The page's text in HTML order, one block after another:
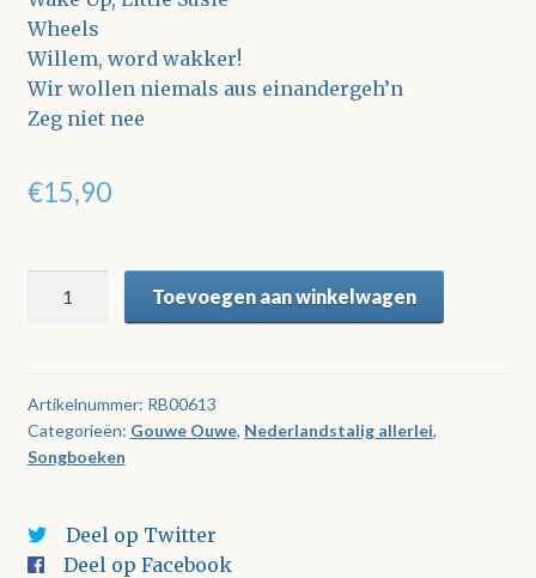
Wheels
Willem, word wakker!
Wir wollen niemals aus einandergeh’n
Zeg niet nee
€15,90
van
Toen
-
Deel
aantal
Toevoegen aan winkelwagen
Artikelnummer: RB00613
Categorieën: Gouwe Ouwe, Nederlandstalig allerlei,
Songboeken
Deel op Twitter
Deel op Facebook